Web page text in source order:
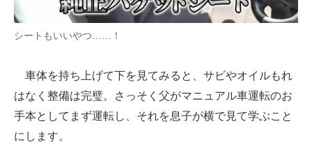
シートもいいやつ……！
車体を持ち上げて下を見てみると、サビやオイルもれ
はなく整備は完璧。さっそく父がマニュアル車運転のお
手本としてまず運転し、それを息子が横で見て学ぶこと
にします。